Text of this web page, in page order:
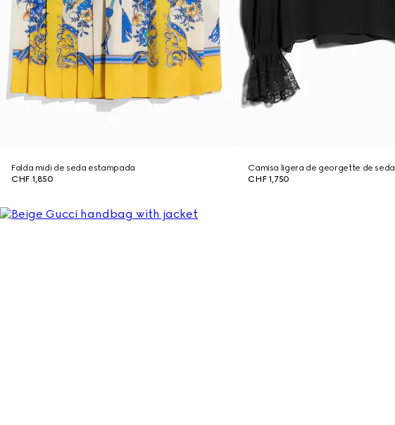
Falda midi de seda estampada
CHF 1,850
Camisa ligera de georgette de seda
CHF 1,750